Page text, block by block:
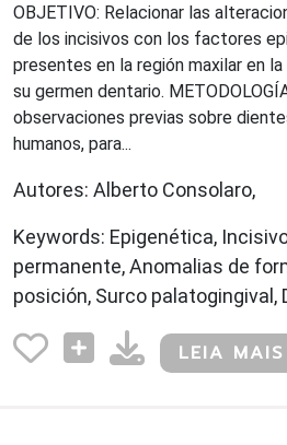
OBJETIVO: Relacionar las
de los incisivos con los factores
presentes en la región maxilar en
su germen dentario.
observaciones previas sobre
humanos, para...
Autores: Alberto Consolaro,
Keywords: Epigenética,
permanente, Anomalias de
posición, Surco palatogingival,
LEIA MAIS